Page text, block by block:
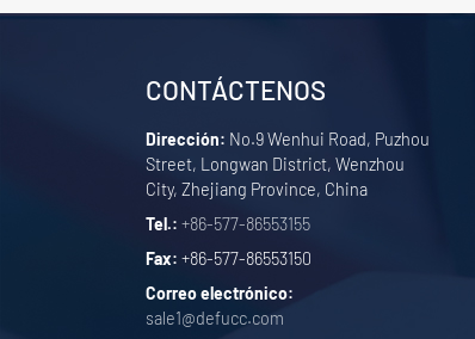
CONTÁCTENOS
Dirección: No.9 Wenhui Road, Puzhou
Street, Longwan District, Wenzhou
City, Zhejiang Province, China
Tel.: +86-577-86553155
Fax: +86-577-86553150
Correo electrónico:
sale1@defucc.com